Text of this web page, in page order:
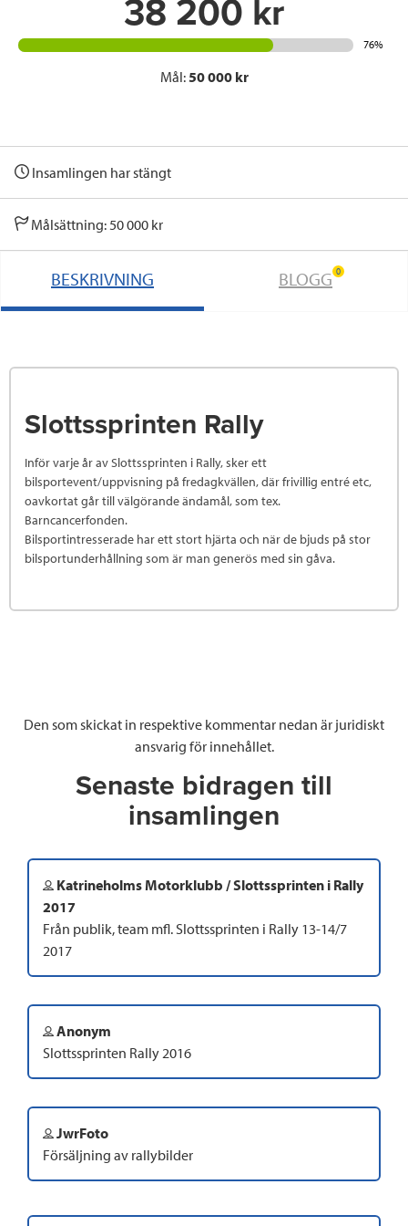
38 200 kr
76%
Mål:50 000 kr
Insamlingen har stängt
Målsättning: 50 000 kr
BESKRIVNING BLOGG 0
Slottssprinten Rally
Inför varje år av Slottssprinten i Rally, sker ett
bilsportevent/uppvisning på fredagkvällen, där frivillig entré etc,
oavkortat går till välgörande ändamål, som tex.
Barncancerfonden.
Bilsportintresserade har ett stort hjärta och när de bjuds på stor
bilsportunderhållning som är man generös med sin gåva.
Den som skickat in respektive kommentar nedan är juridiskt
ansvarig för innehållet.
Senaste bidragen till
insamlingen
Katrineholms Motorklubb / Slottssprinten i Rally
2017
Från publik, team mfl. Slottssprinten i Rally 13-14/7
2017
Anonym
Slottssprinten Rally 2016
JwrFoto
Försäljning av rallybilder